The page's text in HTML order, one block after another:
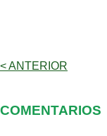
< ANTERIOR
COMENTARIOS